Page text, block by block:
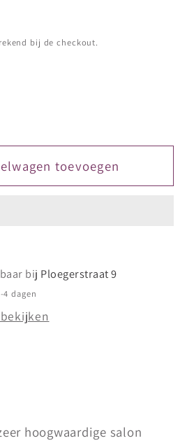
bij de checkout.
toevoegen
bij Ploegerstraat 9
dagen
hoogwaardige salon